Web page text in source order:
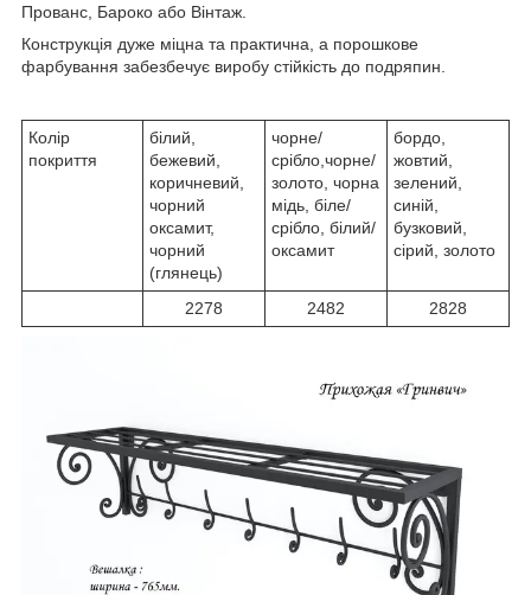
Прованс, Бароко або Вінтаж.
Конструкція дуже міцна та практична, а порошкове
фарбування забезбечує виробу стійкість до подряпин.
Колір
покриття
білий,
бежевий,
коричневий,
чорний
оксамит,
чорний
(глянець)
чорне/
срібло,чорне/
золото, чорна
мідь, біле/
срібло, білий/
оксамит
бордо,
жовтий,
зелений,
синій,
бузковий,
сірий, золото
2278 2482 2828